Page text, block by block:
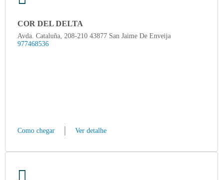
COR DEL DELTA
Avda. Cataluña, 208-210 43877 San Jaime De Enveija
977468536
Como chegar Ver detalhe